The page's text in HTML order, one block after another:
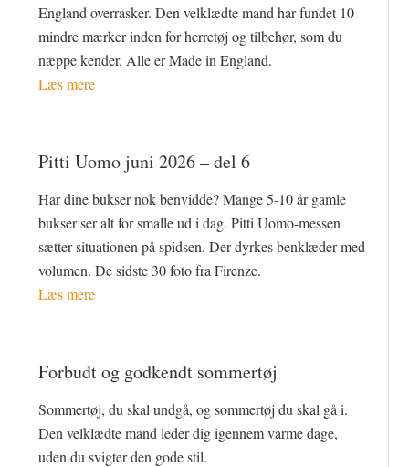
England overrasker. Den velklædte mand har fundet 10
mindre mærker inden for herretøj og tilbehør, som du
næppe kender. Alle er Made in England.
Læs mere
Pitti Uomo juni 2026 – del 6
Har dine bukser nok benvidde? Mange 5-10 år gamle
bukser ser alt for smalle ud i dag. Pitti Uomo-messen
sætter situationen på spidsen. Der dyrkes benklæder med
volumen. De sidste 30 foto fra Firenze.
Læs mere
Forbudt og godkendt sommertøj
Sommertøj, du skal undgå, og sommertøj du skal gå i.
Den velklædte mand leder dig igennem varme dage,
uden du svigter den gode stil.